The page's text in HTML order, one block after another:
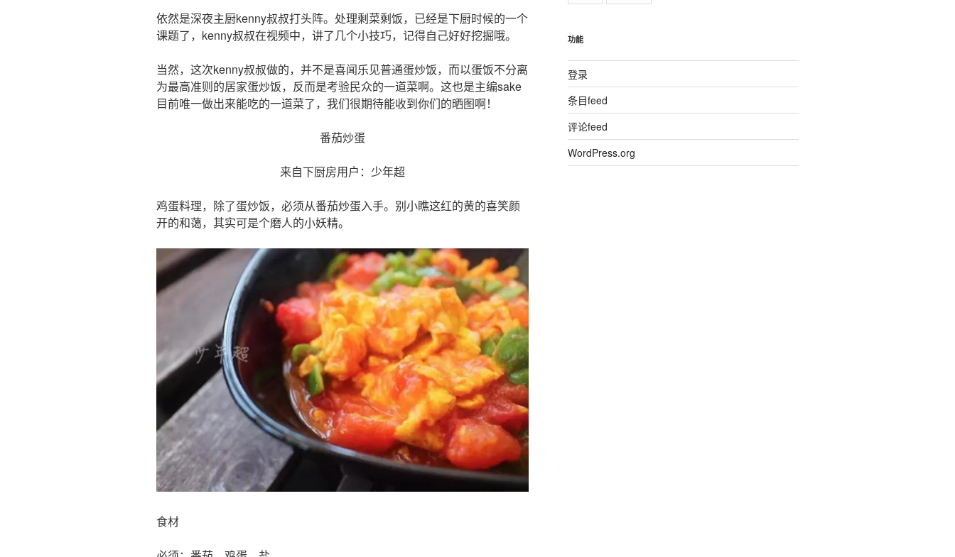
依然是深夜主厨kenny叔叔打头阵。处理剩菜剩饭，已经是下厨时候的一个
课题了，kenny叔叔在视频中，讲了几个小技巧，记得自己好好挖掘哦。
当然，这次kenny叔叔做的，并不是喜闻乐见普通蛋炒饭，而以蛋饭不分离
为最高准则的居家蛋炒饭，反而是考验民众的一道菜啊。这也是主编sake
目前唯一做出来能吃的一道菜了，我们很期待能收到你们的晒图啊！
番茄炒蛋
来自下厨房用户：少年超
鸡蛋料理，除了蛋炒饭，必须从番茄炒蛋入手。别小瞧这红的黄的喜笑颜
开的和蔼，其实可是个磨人的小妖精。
食材
功能
登录
条目feed
评论feed
WordPress.org